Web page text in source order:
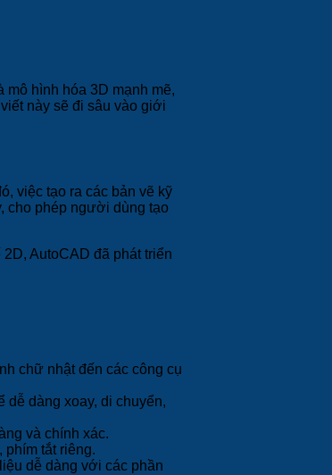
mô hình hóa 3D mạnh mẽ,
này sẽ đi sâu vào giới
việc tạo ra các bản vẽ kỹ
cho phép người dùng tạo
AutoCAD đã phát triển
chữ nhật đến các công cụ
dàng xoay, di chuyển,
và chính xác.
phím tắt riêng.
dễ dàng với các phần